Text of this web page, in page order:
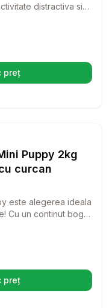
distractiva si
i in acelasi timp o
preț într-o filă nouă)
Puppy 2kg
curcan
este alegerea ideala
Cu un continut bogat
si un sistem
preț într-o filă nouă)